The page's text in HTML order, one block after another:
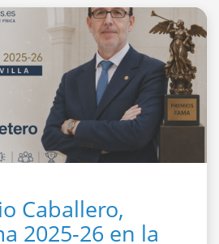
Caballero,
2025-26 en la